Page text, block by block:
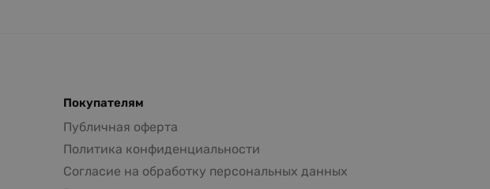
Покупателям
Публичная оферта
Политика конфиденциальности
Согласие на обработку персональных данных